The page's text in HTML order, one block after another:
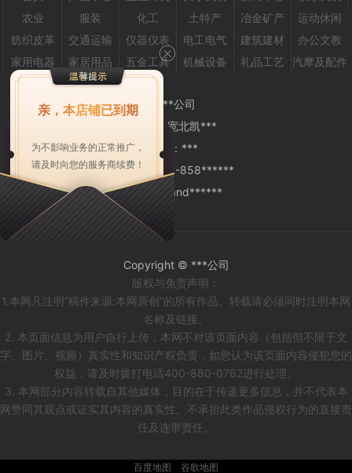
农业
服装 化工 土特产 冶金矿产
运动休闲
纺织皮革
交通运输 仪器仪表 电工电气 建筑建材
办公文教
家用电器
家居用品 五金工具 机械设备 礼品工艺 汽摩及配件
***公司
宽北凯***
MP： ***
TEL：
0431-858******
EML：pand******
Copyright © ***公司
版权与免责声明：
1.本网凡注明“稿件来源:本网原创”的所有作品。转载请必须同时注明本网
名称及链接。
2. 本页面信息为用户自行上传，本网不对该页面内容（包括但不限于文
字、图片、视频）真实性和知识产权负责，如您认为该页面内容侵犯您的
权益，请及时拨打电话400-880-0762进行处理。
3. 本网部分内容转载自其他媒体，目的在于传递更多信息，并不代表本
网赞同其观点或证实其内容的真实性。不承担此类作品侵权行为的直接责
任及连带责任。
百度地图 谷歌地图
亲，本店铺已到期
为不影响业务的正常推广，
请及时向您的服务商续费！